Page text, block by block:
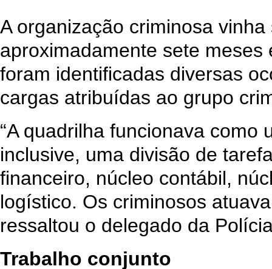
A organização criminosa
aproximadamente sete
foram identificadas diversas
cargas atribuídas ao grupo
“A quadrilha funcionava como
inclusive, uma divisão de
financeiro, núcleo contábil,
logístico. Os criminosos
ressaltou o delegado da
Trabalho conjunto